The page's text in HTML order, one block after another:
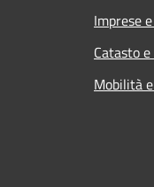
Imprese
Catasto
Mobilità